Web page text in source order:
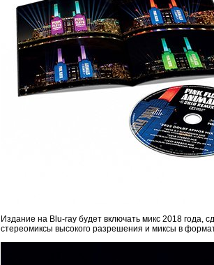
Издание на Blu-ray будет включать микс 2018 года,
стереомиксы высокого разрешения и миксы в